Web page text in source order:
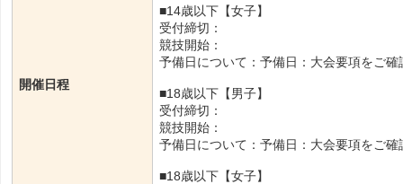
開催日程
■14歳以下【女子】
受付締切：
競技開始：
予備日について：予備日：大会要項をご確
■18歳以下【男子】
受付締切：
競技開始：
予備日について：予備日：大会要項をご確
■18歳以下【女子】